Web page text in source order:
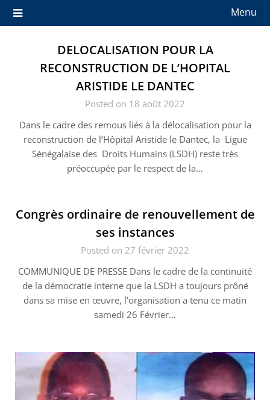
Menu
d’exemple
DELOCALISATION POUR LA
RECONSTRUCTION DE L’HOPITAL
ARISTIDE LE DANTEC
Posted on 18 août 2022
Dans le cadre des remous liés à la délocalisation pour la
reconstruction de l’Hôpital Aristide le Dantec, la Ligue
Sénégalaise des Droits Humains (LSDH) reste très
préoccupée par le respect de la…
Congrès ordinaire de renouvellement de
ses instances
Posted on 27 février 2022
COMMUNIQUE DE PRESSE Dans le cadre de la continuité
de la démocratie interne que la LSDH a toujours prôné
dans sa mise en œuvre, l’organisation a tenu ce matin
samedi 26 Février…